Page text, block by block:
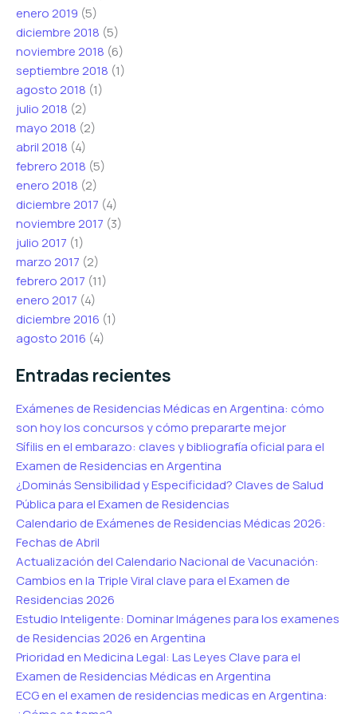
enero 2019 (5)
diciembre 2018 (5)
noviembre 2018 (6)
septiembre 2018 (1)
agosto 2018 (1)
julio 2018 (2)
mayo 2018 (2)
abril 2018 (4)
febrero 2018 (5)
enero 2018 (2)
diciembre 2017 (4)
noviembre 2017 (3)
julio 2017 (1)
marzo 2017 (2)
febrero 2017 (11)
enero 2017 (4)
diciembre 2016 (1)
agosto 2016 (4)
Entradas recientes
Exámenes de Residencias Médicas en Argentina: cómo
son hoy los concursos y cómo prepararte mejor
Sífilis en el embarazo: claves y bibliografía oficial para el
Examen de Residencias en Argentina
¿Dominás Sensibilidad y Especificidad? Claves de Salud
Pública para el Examen de Residencias
Calendario de Exámenes de Residencias Médicas 2026:
Fechas de Abril
Actualización del Calendario Nacional de Vacunación:
Cambios en la Triple Viral clave para el Examen de
Residencias 2026
Estudio Inteligente: Dominar Imágenes para los examenes
de Residencias 2026 en Argentina
Prioridad en Medicina Legal: Las Leyes Clave para el
Examen de Residencias Médicas en Argentina
ECG en el examen de residencias medicas en Argentina: